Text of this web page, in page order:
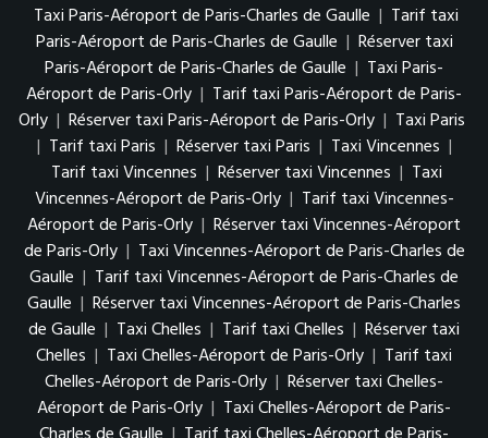
Taxi Paris-Aéroport de Paris-Charles de Gaulle | Tarif taxi
Paris-Aéroport de Paris-Charles de Gaulle | Réserver taxi
Paris-Aéroport de Paris-Charles de Gaulle | Taxi Paris-
Aéroport de Paris-Orly | Tarif taxi Paris-Aéroport de Paris-
Orly | Réserver taxi Paris-Aéroport de Paris-Orly | Taxi Paris
| Tarif taxi Paris | Réserver taxi Paris | Taxi Vincennes |
Tarif taxi Vincennes | Réserver taxi Vincennes | Taxi
Vincennes-Aéroport de Paris-Orly | Tarif taxi Vincennes-
Aéroport de Paris-Orly | Réserver taxi Vincennes-Aéroport
de Paris-Orly | Taxi Vincennes-Aéroport de Paris-Charles de
Gaulle | Tarif taxi Vincennes-Aéroport de Paris-Charles de
Gaulle | Réserver taxi Vincennes-Aéroport de Paris-Charles
de Gaulle | Taxi Chelles | Tarif taxi Chelles | Réserver taxi
Chelles | Taxi Chelles-Aéroport de Paris-Orly | Tarif taxi
Chelles-Aéroport de Paris-Orly | Réserver taxi Chelles-
Aéroport de Paris-Orly | Taxi Chelles-Aéroport de Paris-